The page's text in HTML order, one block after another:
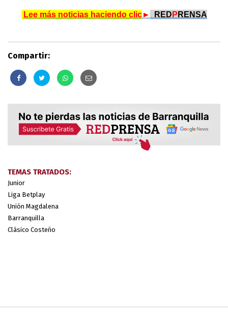
Lee más noticias haciendo clic► RED P RENSA
Compartir:
TEMAS TRATADOS:
Junior
Liga Betplay
Unión Magdalena
Barranquilla
Clásico Costeño